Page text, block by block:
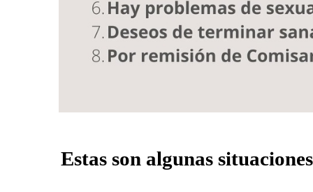
Estas son algunas